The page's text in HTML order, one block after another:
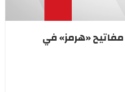
«هرمز» في